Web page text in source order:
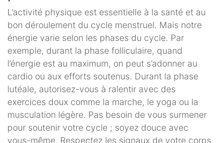
L’activité physique est essentielle à la santé et au
bon déroulement du cycle menstruel. Mais notre
énergie varie selon les phases du cycle. Par
exemple, durant la phase folliculaire, quand
l’énergie est au maximum, on peut s’adonner au
cardio ou aux efforts soutenus. Durant la phase
lutéale, autorisez-vous à ralentir avec des
exercices doux comme la marche, le yoga ou la
musculation légère. Pas besoin de vous surmener
pour soutenir votre cycle ; soyez douce avec
vous-même. Respectez les signaux de votre corps,